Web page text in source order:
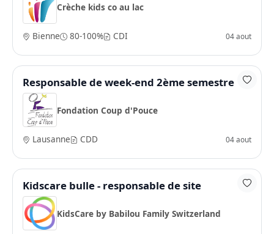
Crèche kids co au lac
Bienne 80-100% CDI 04 aout
Responsable de week-end 2ème semestre
Fondation Coup d'Pouce
Lausanne CDD 04 aout
Kidscare bulle - responsable de site
KidsCare by Babilou Family Switzerland